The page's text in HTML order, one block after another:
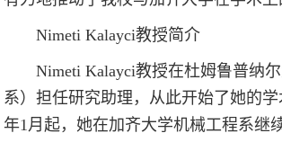
Nimeti Kalayci教授简介
Nimeti Kalayci教授在杜姆鲁普纳
系）担任研究助理，从此开始了她的学
年1月起，她在加齐大学机械工程系继